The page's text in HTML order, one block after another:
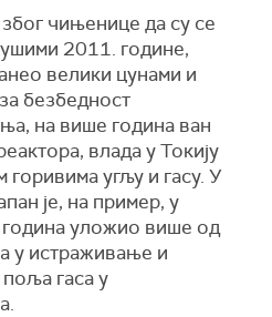
чињенице да су се
2011. године,
велики цунами и
безбедност
на више година ван
влада у Токију
угљу и гасу. У
је, на пример, у
уложио више од
у истраживање и
гаса у